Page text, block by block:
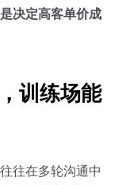
决定高客单价成
训练场能
往在多轮沟通中